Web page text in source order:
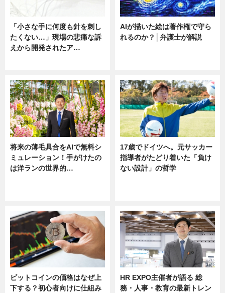
「小さな手に何度も針を刺し
たくない…」現場の悲痛な訴
えから開発されたア…
AIが描いた絵は著作権で守ら
れるのか？│弁護士が解説
将来の薄毛具合をAIで無料シ
ミュレーション！手がけたの
は洋ランの世界的…
17歳でドイツへ。元サッカー
指導者がたどり着いた「負け
ない設計」の哲学
ビットコインの価格はなぜ上
下する？初心者向けに仕組み
HR EXPO主催者が語る 総
務・人事・教育の最新トレン